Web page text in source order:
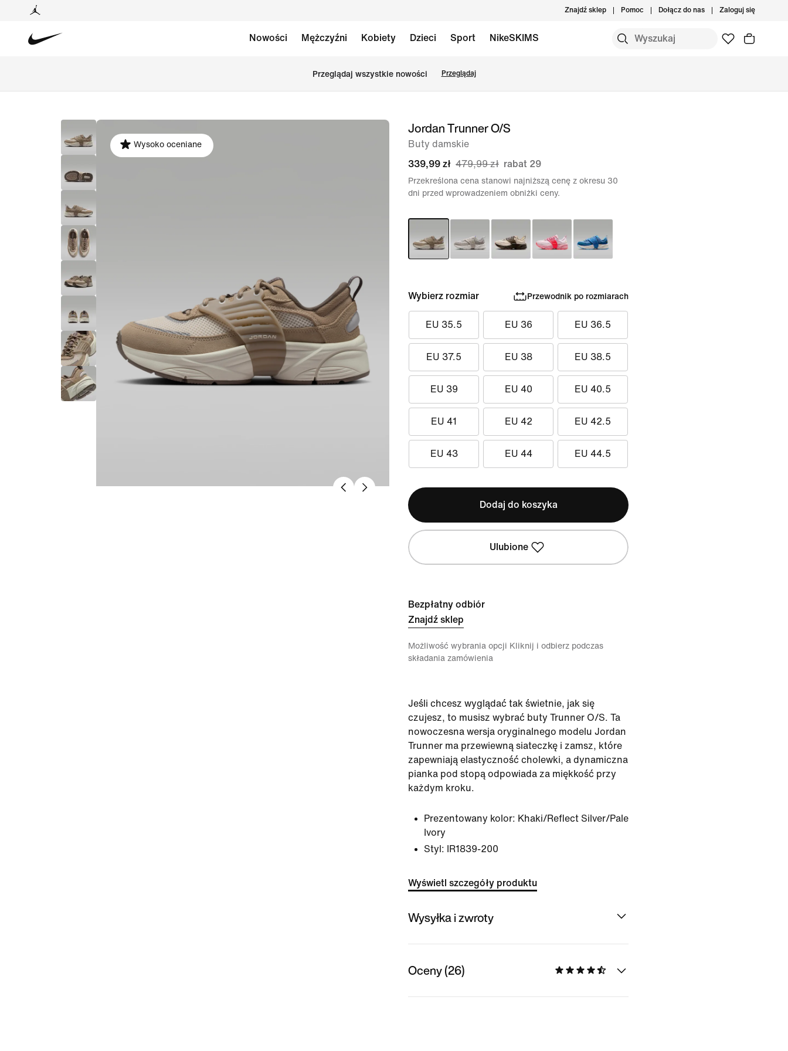
Znajdź sklep Pomoc Dołącz do nas Zaloguj się
Nowości Mężczyźni Kobiety Dzieci Sport NikeSKIMS
Przeglądaj wszystkie nowości Przeglądaj
obraz
Wysoko oceniane
Jordan Trunner O/S
Buty damskie
339,99 zł 479,99 zł rabat 29
Przekreślona cena stanowi najniższą cenę z okresu 30
dni przed wprowadzeniem obniżki ceny.
Wybierz rozmiar Przewodnik po rozmiarach
EU 35.5 EU 36 EU 36.5
EU 37.5 EU 38 EU 38.5
EU 39 EU 40 EU 40.5
EU 41 EU 42 EU 42.5
EU 43 EU 44 EU 44.5
Dodaj do koszyka
Ulubione
Bezpłatny odbiór
Znajdź sklep
Możliwość wybrania opcji Kliknij i odbierz podczas
składania zamówienia
Jeśli chcesz wyglądać tak świetnie, jak się
czujesz, to musisz wybrać buty Trunner O/S. Ta
nowoczesna wersja oryginalnego modelu Jordan
Trunner ma przewiewną siateczkę i zamsz, które
zapewniają elastyczność cholewki, a dynamiczna
pianka pod stopą odpowiada za miękkość przy
każdym kroku.
Prezentowany kolor: Khaki/Reflect Silver/Pale
Ivory
Styl:
IR1839-200
Wyświetl szczegóły produktu
Wysyłka i zwroty
Oceny (26)